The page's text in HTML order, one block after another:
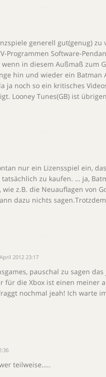
generell gut(genug) zu
Programmen Software-
in diesem Außmaß zum
hin und wieder ein Batman
ja noch so ein kritisches
Looney Tunes(GB) ist
nur ein Lizensspiel ein,
zu kaufen. … ja,
z.B. die Neuauflagen von
dazu nichts
2012 23:17
pauschal zu sagen
für die Xbox ist einen meiner
nochmal jeah! Ich warte
teilweise…..